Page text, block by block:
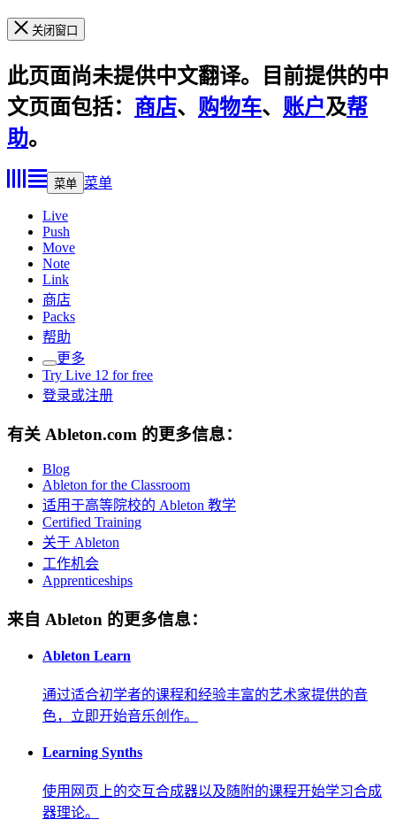
关闭窗口
此页面尚未提供中文翻译。目前提供的中
文页面包括： 商店、 购物车、 账户及帮
助。
菜单 菜单
Live
Push
Move
Note
Link
商店
Packs
帮助
更多
Try Live 12 for free
登录或注册
有关 Ableton.com 的更多信息：
Blog
Ableton for the Classroom
适用于高等院校的 Ableton 教学
Certified Training
关于 Ableton
工作机会
Apprenticeships
来自 Ableton 的更多信息：
Ableton Learn
通过适合初学者的课程和经验丰富的艺术家提供的音
色，立即开始音乐创作。
Learning Synths
使用网页上的交互合成器以及随附的课程开始学习合成
器理论。